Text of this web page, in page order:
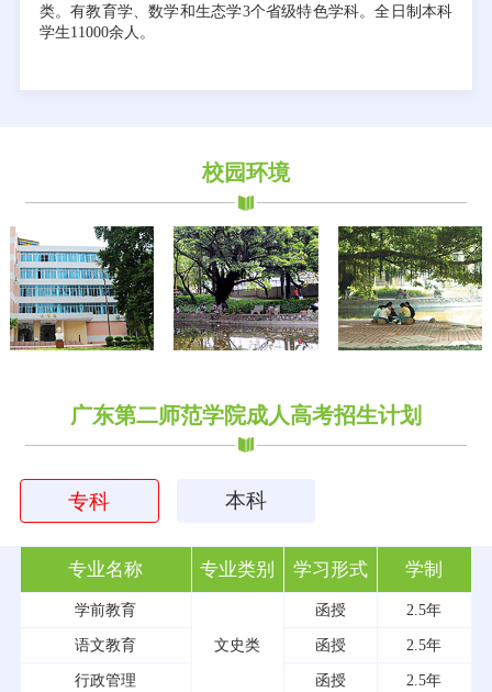
类。有教育学、数学和生态学3个省级特色学科。全日制本科
学生11000余人。
校园环境
广东第二师范学院成人高考招生计划
专科 本科
专业名称 专业类别 学习形式 学制
学前教育
文史类
函授
2.5年
语文教育
函授
2.5年
行政管理
函授
2.5年